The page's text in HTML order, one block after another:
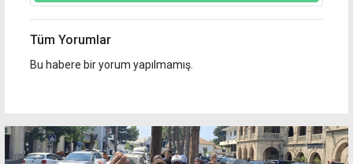
Tüm Yorumlar
Bu habere bir yorum yapılmamış.